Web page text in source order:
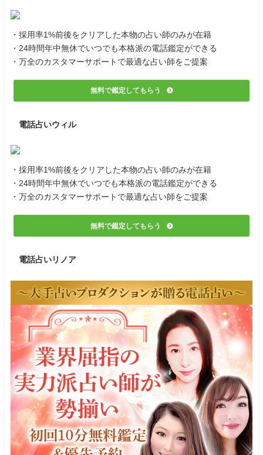
・採用率1%前後をクリアした本物の占い師のみが在籍
・24時間年中無休でいつでも本格派の電話鑑定ができる
・万全のカスタマーサポートで最適な占い師をご提案
無料で鑑定してもらう
電話占いウィル
・採用率1%前後をクリアした本物の占い師のみが在籍
・24時間年中無休でいつでも本格派の電話鑑定ができる
・万全のカスタマーサポートで最適な占い師をご提案
無料で鑑定してもらう
電話占いリノア